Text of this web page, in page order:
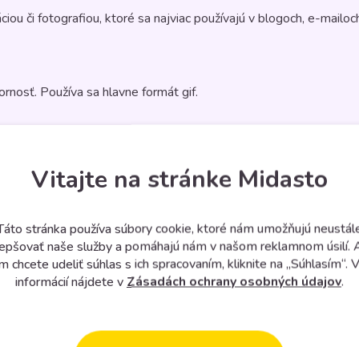
či fotografiou, ktoré sa najviac používajú v blogoch, e-
Používa sa hlavne formát gif.
veľkého množstva dát si môže vybrať, ktorú ich časť
v mnohých formách. Najčastejšie sa používa na zobrazenie
konverzie. Pomocou infografík sa ľahšie rozprávajú
Vitajte na stránke Midasto
stránka používa súbory cookie, ktoré nám umožňujú
naše služby a pomáhajú nám v našom reklamnom úsilí.
chcete udeliť súhlas s ich spracovaním, kliknite na „Súhlasím“.
informácií nájdete v Zásadách ochrany osobných údajov.